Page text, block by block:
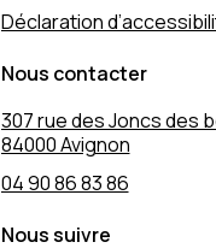
Déclaration
Nous contacter
307 rue des Joncs des
84000 Avignon
04 90 86 83 86
Nous suivre